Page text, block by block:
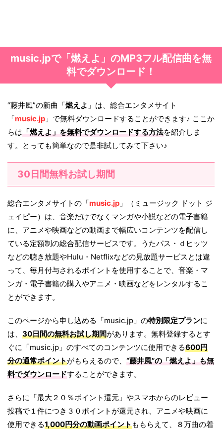
music.jpで「燃えよ」のMP3フル配信曲を無
料でダウンロード！
“藤井風”の新曲「燃えよ 」は、総合エンタメサイト
「music.jp 」で無料ダウンロードすることができます♪ ここか
らは「燃えよ」を無料でダウンロードする方法を紹介しま
す。とっても簡単なので是非試してみて下さい♪
30日間無料お試し期間
総合エンタメサイトの「music.jp 」（ミュージック ドット ジ
ェイピー）は、音楽だけでなくマンガや小説などの電子書籍
に、アニメや映画などの動画まで幅広いコンテンツを配信し
ている定額制の総合配信サービスです。うたパス・ｄヒッツ
などの聴き放題やHulu・Netflixなどの見放題サービスとは違
って、毎月付与されるポイントを使用することで、音楽・マ
ンガ・電子書籍の購入やアニメ・映画などをレンタルするこ
とができます。
このページから申し込める「music.jp」の特別限定プランに
は、 30日間の無料お試し期間があります。無料登録するとす
ぐに「music.jp」のすべてのコンテンツに使用できる600円
分の通常ポイントがもらえるので、 “藤井風”の「燃えよ」も無
料でダウンロードすることができます。
さらに「最大２０％ポイント還元」やスマホからのレビュー
投稿で１件につき３０ポイントが還元され、アニメや映画に
使用できる1,000円分の動画ポイントももらえて、８万曲の着